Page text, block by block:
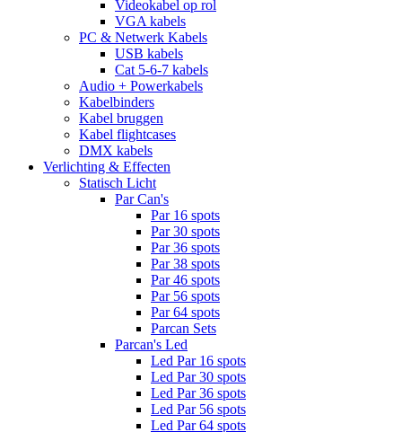
Videokabel op rol
VGA kabels
PC & Netwerk Kabels
USB kabels
Cat 5-6-7 kabels
Audio + Powerkabels
Kabelbinders
Kabel bruggen
Kabel flightcases
DMX kabels
Verlichting & Effecten
Statisch Licht
Par Can's
Par 16 spots
Par 30 spots
Par 36 spots
Par 38 spots
Par 46 spots
Par 56 spots
Par 64 spots
Parcan Sets
Parcan's Led
Led Par 16 spots
Led Par 30 spots
Led Par 36 spots
Led Par 56 spots
Led Par 64 spots